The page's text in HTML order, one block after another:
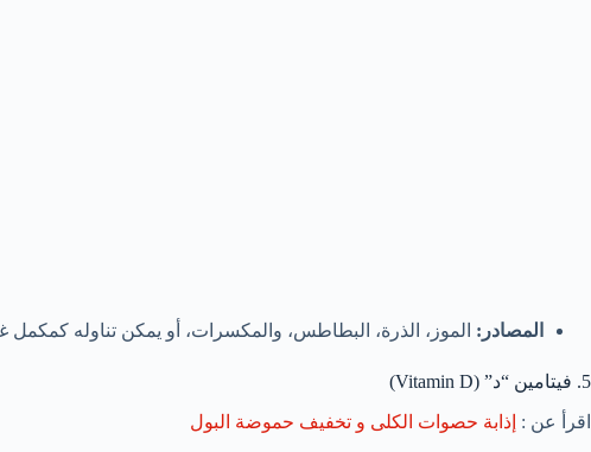
المصادر: الموز، الذرة، البطاطس، والمكسرات، أو يمكن تناوله كمكمل
5. فيتامين “د” (Vitamin D)
اقرأ عن : إذابة حصوات الكلى و تخفيف حموضة البول